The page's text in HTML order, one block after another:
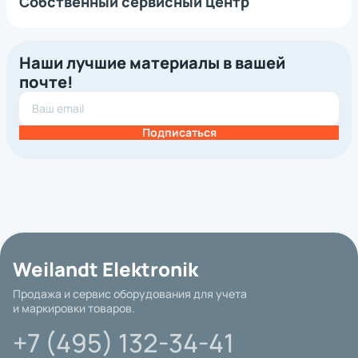
Наши лучшие материалы в вашей
почте!
Подписаться
Weilandt Elektronik
Продажа и сервис оборудования для учета
и маркировки товаров.
+7 (495) 132-34-41